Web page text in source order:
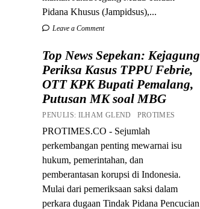
Pidana Khusus (Jampidsus),...
Leave a Comment
Top News Sepekan: Kejagung
Periksa Kasus TPPU Febrie,
OTT KPK Bupati Pemalang,
Putusan MK soal MBG
PENULIS: ILHAM GLEND PROTIMES
PROTIMES.CO - Sejumlah
perkembangan penting mewarnai isu
hukum, pemerintahan, dan
pemberantasan korupsi di Indonesia.
Mulai dari pemeriksaan saksi dalam
perkara dugaan Tindak Pidana Pencucian